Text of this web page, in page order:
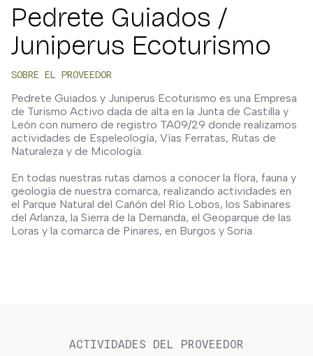
Pedrete Guiados /
Juniperus Ecoturismo
SOBRE EL PROVEEDOR
Pedrete Guiados y Juniperus Ecoturismo es una Empresa
de Turismo Activo dada de alta en la Junta de Castilla y
León con numero de registro TA09/29 donde realizamos
actividades de Espeleología, Vías Ferratas, Rutas de
Naturaleza y de Micología.
En todas nuestras rutas damos a conocer la flora, fauna y
geología de nuestra comarca, realizando actividades en
el Parque Natural del Cañón del Río Lobos, los Sabinares
del Arlanza, la Sierra de la Demanda, el Geoparque de las
Loras y la comarca de Pinares, en Burgos y Soria.
ACTIVIDADES DEL PROVEEDOR